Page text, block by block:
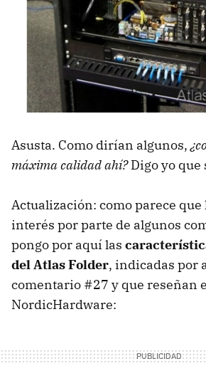
Asusta. Como dirían algunos,
máxima calidad ahí?Digo yo que
Actualización: como parece que
interés por parte de algunos
pongo por aquí las
del Atlas Folder, indicadas por
comentario #27 y que reseñan
NordicHardware: